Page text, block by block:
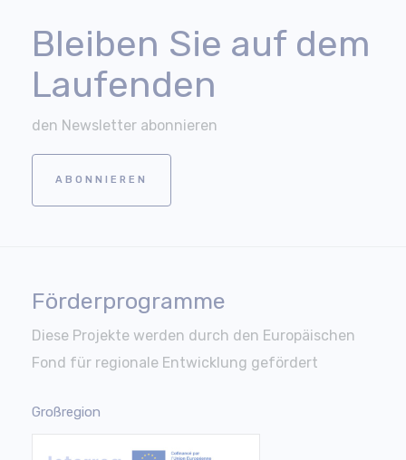
Bleiben Sie auf dem
Laufenden
den Newsletter abonnieren
ABONNIEREN
Förderprogramme
Diese Projekte werden durch den Europäischen
Fond für regionale Entwicklung gefördert
Großregion